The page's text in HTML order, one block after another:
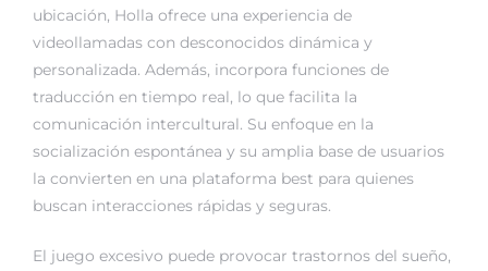
ubicación, Holla ofrece una experiencia de
videollamadas con desconocidos dinámica y
personalizada. Además, incorpora funciones de
traducción en tiempo real, lo que facilita la
comunicación intercultural. Su enfoque en la
socialización espontánea y su amplia base de usuarios
la convierten en una plataforma best para quienes
buscan interacciones rápidas y seguras.
El juego excesivo puede provocar trastornos del sueño,